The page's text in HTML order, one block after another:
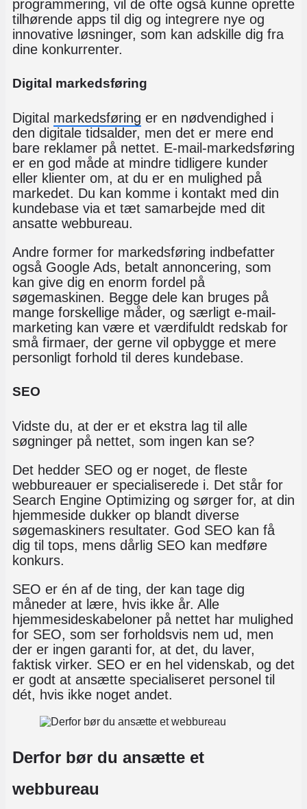
programmering, vil de ofte også kunne oprette
tilhørende apps til dig og integrere nye og
innovative løsninger, som kan adskille dig fra
dine konkurrenter.
Digital markedsføring
Digital markedsføring er en nødvendighed i
den digitale tidsalder, men det er mere end
bare reklamer på nettet. E-mail-markedsføring
er en god måde at mindre tidligere kunder
eller klienter om, at du er en mulighed på
markedet. Du kan komme i kontakt med din
kundebase via et tæt samarbejde med dit
ansatte webbureau.
Andre former for markedsføring indbefatter
også Google Ads, betalt annoncering, som
kan give dig en enorm fordel på
søgemaskinen. Begge dele kan bruges på
mange forskellige måder, og særligt e-mail-
marketing kan være et værdifuldt redskab for
små firmaer, der gerne vil opbygge et mere
personligt forhold til deres kundebase.
SEO
Vidste du, at der er et ekstra lag til alle
søgninger på nettet, som ingen kan se?
Det hedder SEO og er noget, de fleste
webbureauer er specialiserede i. Det står for
Search Engine Optimizing og sørger for, at din
hjemmeside dukker op blandt diverse
søgemaskiners resultater. God SEO kan få
dig til tops, mens dårlig SEO kan medføre
konkurs.
SEO er én af de ting, der kan tage dig
måneder at lære, hvis ikke år. Alle
hjemmesideskabeloner på nettet har mulighed
for SEO, som ser forholdsvis nem ud, men
der er ingen garanti for, at det, du laver,
faktisk virker. SEO er en hel videnskab, og det
er godt at ansætte specialiseret personel til
dét, hvis ikke noget andet.
Derfor bør du ansætte et
webbureau